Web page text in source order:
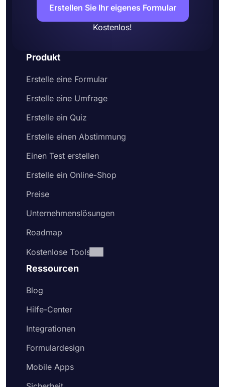
Erstellen Sie Ihr eigenes Formular
Kostenlos!
Produkt
Erstelle eine Formular
Erstelle eine Umfrage
Erstelle ein Quiz
Erstelle einen Abstimmung
Einen Test erstellen
Erstelle ein Online-Shop
Preise
Unternehmenslösungen
Roadmap
Kostenlose Tools
Ressourcen
Blog
Hilfe-Center
Integrationen
Formulardesign
Mobile Apps